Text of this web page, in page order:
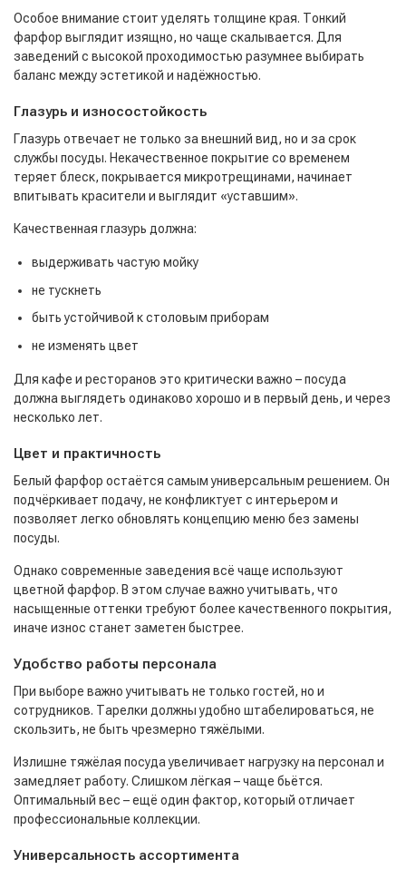
Особое внимание стоит уделять толщине края. Тонкий
фарфор выглядит изящно, но чаще скалывается. Для
заведений с высокой проходимостью разумнее выбирать
баланс между эстетикой и надёжностью.
Глазурь и износостойкость
Глазурь отвечает не только за внешний вид, но и за срок
службы посуды. Некачественное покрытие со временем
теряет блеск, покрывается микротрещинами, начинает
впитывать красители и выглядит «уставшим».
Качественная глазурь должна:
выдерживать частую мойку
не тускнеть
быть устойчивой к столовым приборам
не изменять цвет
Для кафе и ресторанов это критически важно – посуда
должна выглядеть одинаково хорошо и в первый день, и через
несколько лет.
Цвет и практичность
Белый фарфор остаётся самым универсальным решением. Он
подчёркивает подачу, не конфликтует с интерьером и
позволяет легко обновлять концепцию меню без замены
посуды.
Однако современные заведения всё чаще используют
цветной фарфор. В этом случае важно учитывать, что
насыщенные оттенки требуют более качественного покрытия,
иначе износ станет заметен быстрее.
Удобство работы персонала
При выборе важно учитывать не только гостей, но и
сотрудников. Тарелки должны удобно штабелироваться, не
скользить, не быть чрезмерно тяжёлыми.
Излишне тяжёлая посуда увеличивает нагрузку на персонал и
замедляет работу. Слишком лёгкая – чаще бьётся.
Оптимальный вес – ещё один фактор, который отличает
профессиональные коллекции.
Универсальность ассортимента